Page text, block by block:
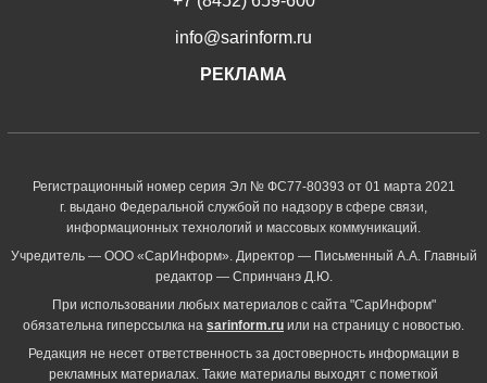
info@sarinform.ru
РЕКЛАМА
Регистрационный номер серия Эл № ФС77-80393 от 01 марта 2021
г. выдано Федеральной службой по надзору в сфере связи,
информационных технологий и массовых коммуникаций.
Учредитель — ООО «СарИнформ». Директор — Письменный А.А. Главный
редактор — Спринчанэ Д.Ю.
При использовании любых материалов с сайта "СарИнформ"
обязательна гиперссылка на sarinform.ru или на страницу с новостью.
Редакция не несет ответственность за достоверность информации в
рекламных материалах. Такие материалы выходят с пометкой